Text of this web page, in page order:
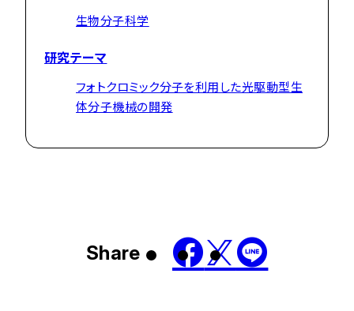
生物分子科学
研究テーマ
フォトクロミック分子を利用した光駆動型生
体分子機械の開発
Share